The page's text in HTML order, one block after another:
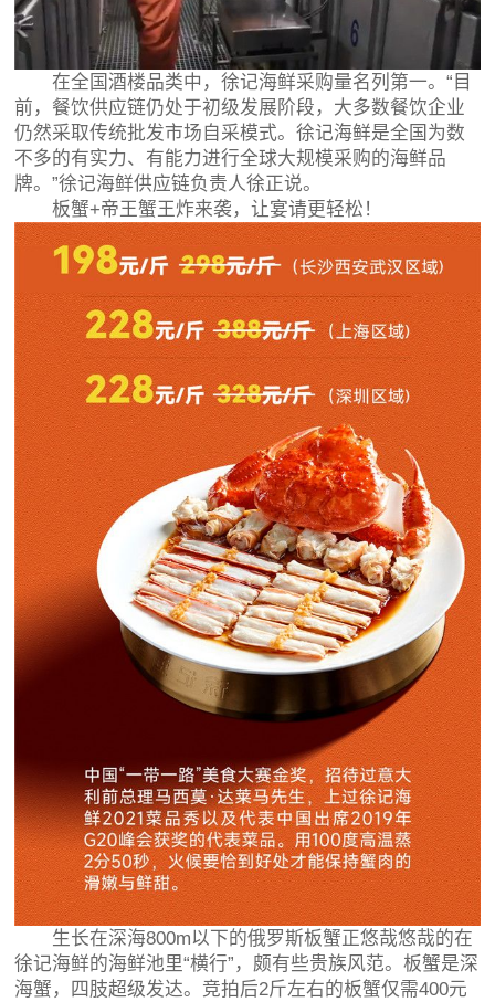
在全国酒楼品类中，徐记海鲜采购量名列第一。“目
前，餐饮供应链仍处于初级发展阶段，大多数餐饮企业
仍然采取传统批发市场自采模式。徐记海鲜是全国为数
不多的有实力、有能力进行全球大规模采购的海鲜品
牌。”徐记海鲜供应链负责人徐正说。
板蟹+帝王蟹王炸来袭，让宴请更轻松！
生长在深海800m以下的俄罗斯板蟹正悠哉悠哉的在
徐记海鲜的海鲜池里“横行”，颇有些贵族风范。板蟹是深
海蟹，四肢超级发达。竞拍后2斤左右的板蟹仅需400元